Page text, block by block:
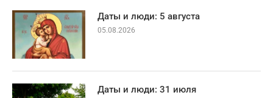
Даты и люди: 5 августа
05.08.2026
Даты и люди: 31 июля